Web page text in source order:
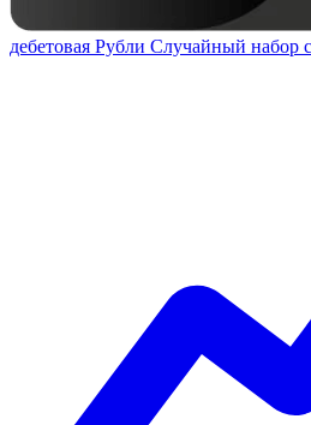
дебетовая Рубли Случайный набор